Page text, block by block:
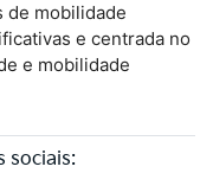
de mobilidade
e centrada no
e mobilidade
sociais: